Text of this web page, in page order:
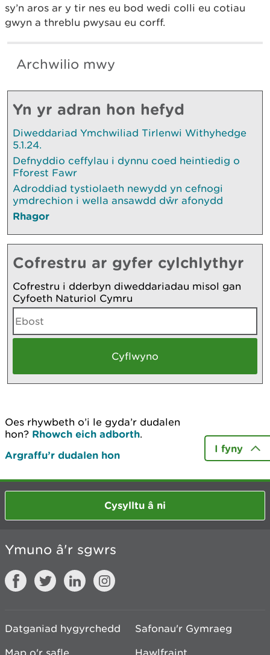
sy’n aros ar y tir nes eu bod wedi colli eu cotiau
gwyn a threblu pwysau eu corff.
Archwilio mwy
Yn yr adran hon hefyd
Diweddariad Ymchwiliad Tirlenwi Withyhedge
5.1.24.
Defnyddio ceffylau i dynnu coed heintiedig o
Fforest Fawr
Adroddiad tystiolaeth newydd yn cefnogi
ymdrechion i wella ansawdd dŵr afonydd
Rhagor
Cofrestru ar gyfer cylchlythyr
Cofrestru i dderbyn diweddariadau misol gan
Cyfoeth Naturiol Cymru
Oes rhywbeth o’i le gyda’r dudalen
hon? Rhowch eich adborth.
Argraffu’r dudalen hon
I fyny
Cysylltu â ni
Ymuno â'r sgwrs
Datganiad hygyrchedd
Safonau'r Gymraeg
Map o'r safle
Hawlfraint